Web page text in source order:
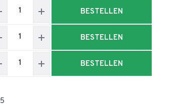
BESTELLEN
BESTELLEN
BESTELLEN